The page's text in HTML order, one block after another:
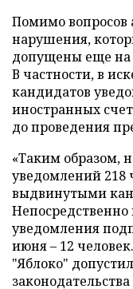
Помимо вопросов
нарушения,
допущены еще на
В частности, в
кандидатов
иностранных
до проведения
«Таким образом,
уведомлений 218
выдвинутыми
уведомления
июня – 12
"Яблоко"